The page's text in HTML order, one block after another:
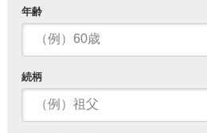
年齢
続柄